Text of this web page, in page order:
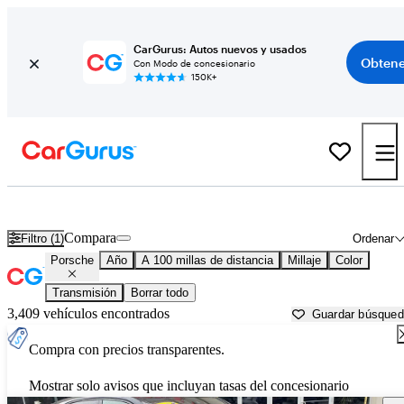
CarGurus: Autos nuevos y usados
Con Modo de concesionario
150K+
Filtro (1) Ordenar
Compara
Porsche Año A 100 millas de distancia Millaje Color
Transmisión Borrar todo
3,409 vehículos encontrados Guardar
Compra con precios transparentes.
Mostrar solo avisos que incluyan tasas del concesionario